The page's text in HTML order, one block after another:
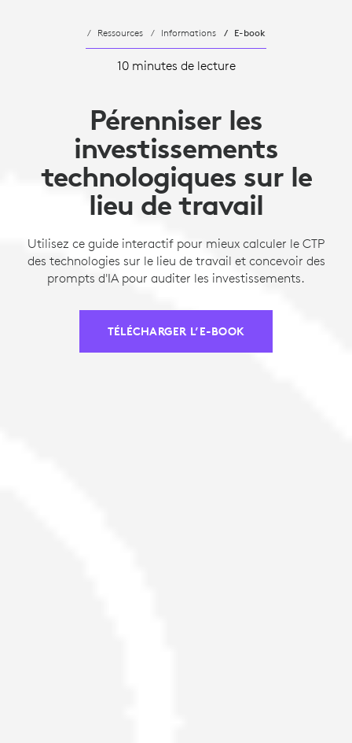
Ressources Informations E-book
10 minutes de lecture
Pérenniser les
investissements
technologiques sur le
lieu de travail
Utilisez ce guide interactif pour mieux calculer le CTP
des technologies sur le lieu de travail et concevoir des
prompts d'IA pour auditer les investissements.
TÉLÉCHARGER L’E-BOOK